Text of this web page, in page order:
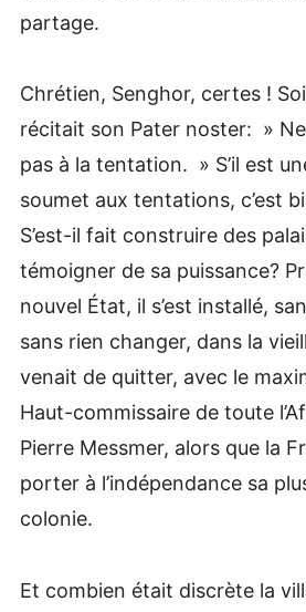
partage.
Chrétien, Senghor, certes !
récitait son Pater noster: »
pas à la tentation. » S’il est
soumet aux tentations, c’est
S’est-il fait construire des
témoigner de sa puissance?
nouvel État, il s’est installé,
sans rien changer, dans la
venait de quitter, avec le
Haut-commissaire de toute
Pierre Messmer, alors que la
porter à l’indépendance sa
colonie.
Et combien était discrète la